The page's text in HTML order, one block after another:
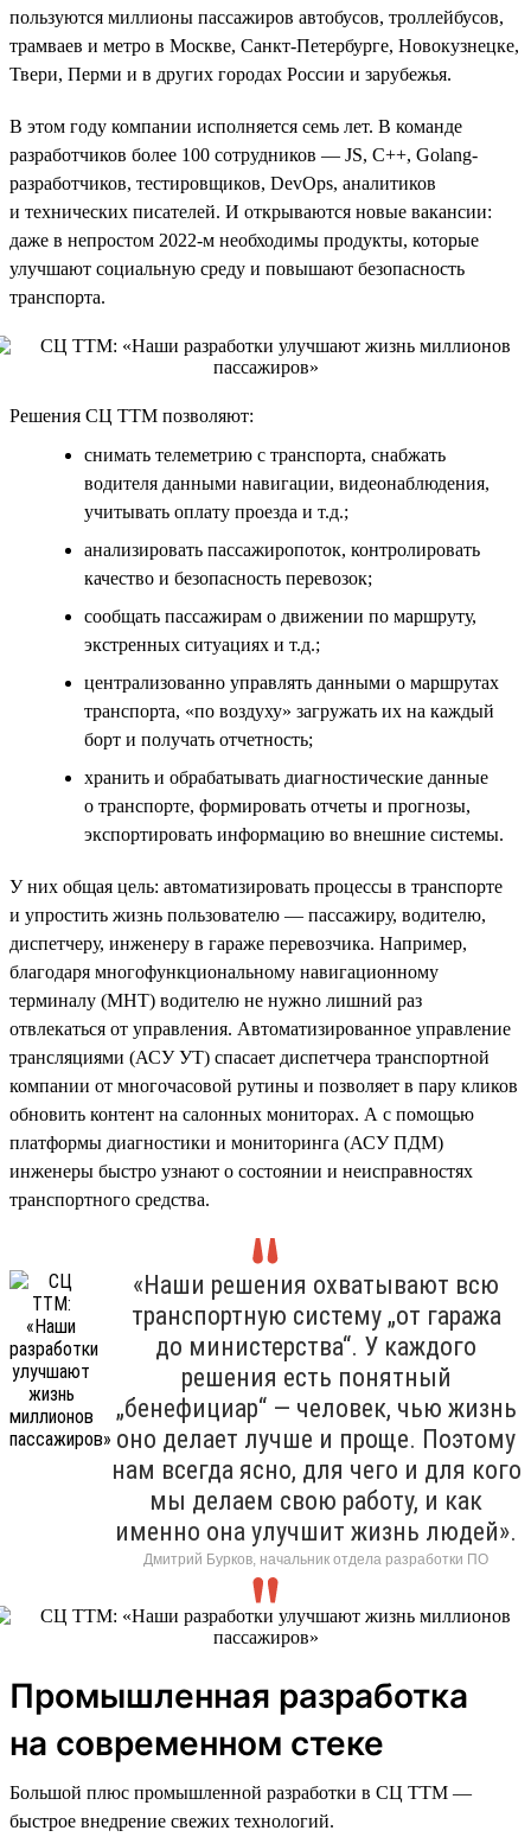
пользуются миллионы пассажиров автобусов, троллейбусов,
трамваев и метро в Москве, Санкт-Петербурге, Новокузнецке,
Твери, Перми и в других городах России и зарубежья.
В этом году компании исполняется семь лет. В команде
разработчиков более 100 сотрудников — JS, C++, Golang-
разработчиков, тестировщиков, DevOps, аналитиков
и технических писателей. И открываются новые вакансии:
даже в непростом 2022-м необходимы продукты, которые
улучшают социальную среду и повышают безопасность
транспорта.
Решения СЦ ТТМ позволяют:
снимать телеметрию с транспорта, снабжать
водителя данными навигации, видеонаблюдения,
учитывать оплату проезда и т.д.;
анализировать пассажиропоток, контролировать
качество и безопасность перевозок;
сообщать пассажирам о движении по маршруту,
экстренных ситуациях и т.д.;
централизованно управлять данными о маршрутах
транспорта, «по воздуху» загружать их на каждый
борт и получать отчетность;
хранить и обрабатывать диагностические данные
о транспорте, формировать отчеты и прогнозы,
экспортировать информацию во внешние системы.
У них общая цель: автоматизировать процессы в транспорте
и упростить жизнь пользователю — пассажиру, водителю,
диспетчеру, инженеру в гараже перевозчика. Например,
благодаря многофункциональному навигационному
терминалу (МНТ) водителю не нужно лишний раз
отвлекаться от управления. Автоматизированное управление
трансляциями (АСУ УТ) спасает диспетчера транспортной
компании от многочасовой рутины и позволяет в пару кликов
обновить контент на салонных мониторах. А с помощью
платформы диагностики и мониторинга (АСУ ПДМ)
инженеры быстро узнают о состоянии и неисправностях
транспортного средства.
«Наши решения охватывают всю
транспортную систему „от гаража
до министерства“. У каждого
решения есть понятный
„бенефициар“ — человек, чью жизнь
оно делает лучше и проще. Поэтому
нам всегда ясно, для чего и для кого
мы делаем свою работу, и как
именно она улучшит жизнь людей».
Дмитрий Бурков, начальник отдела разработки ПО
Промышленная разработка
на современном стеке
Большой плюс промышленной разработки в СЦ ТТМ —
быстрое внедрение свежих технологий.